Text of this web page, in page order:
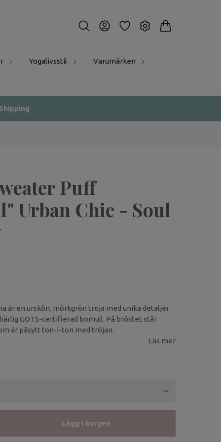
Yogalivsstil Varumärken
Puff
Urban Chic - Soul
är en urskön, mörkgrön tröja med unika detaljer
GOTS-certifierad bomull. På bröstet står
är påsytt ton-i-ton med tröjan.
Läs mer
Lägg i korgen